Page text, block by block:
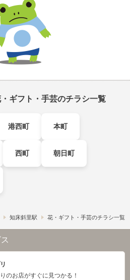
ギフト・手芸のチラシ一覧
港西町 本町
西町 朝日町
知床斜里駅 花・ギフト・手芸のチラシ一覧
のお店がすぐに見つかる！